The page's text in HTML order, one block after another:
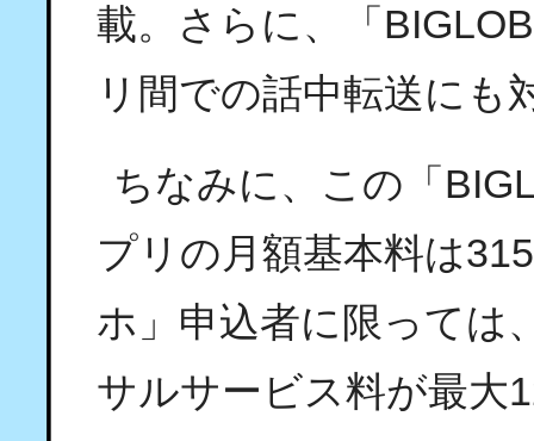
載。さらに、「
リ間での話中転送にも
ちなみに、この「
プリの月額基本料は
ホ」申込者に限っては
サルサービス料が最大